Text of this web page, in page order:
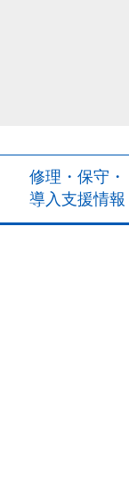
修理・保守・
導入支援情報